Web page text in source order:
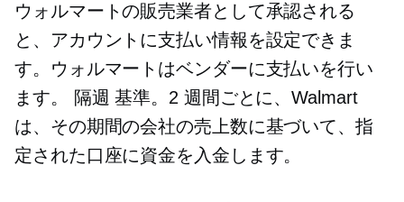
ウォルマートの販売業者として承認される
と、アカウントに支払い情報を設定できま
す。ウォルマートはベンダーに支払いを行い
ます。
隔週 基準。2 週間ごとに、Walmart
は、その期間の会社の売上数に基づいて、指
定された口座に資金を入金します。